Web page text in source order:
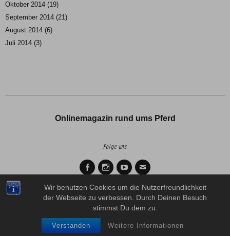
Wir benutzen Cookies um die Nutzerfreundlichkeit
der Webseite zu verbessen. Durch Deinen Besuch
stimmst Du dem zu.
Verstanden Weitere Informationen
Oktober 2014 (19)
September 2014 (21)
August 2014 (6)
Juli 2014 (3)
Onlinemagazin rund ums Pferd
Folge uns
Copyright © 2026Horse Diaries.
Proudly powered by WordPress.